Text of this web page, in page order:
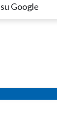
su Google